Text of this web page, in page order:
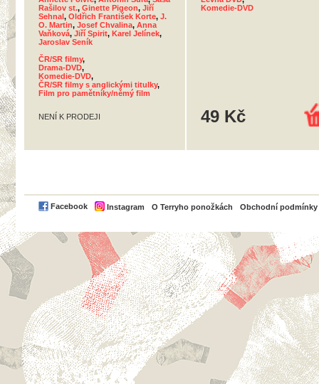
Rašilov st., Ginette Pigeon, Jiří
Sehnal, Oldřich František Korte, J.
O. Martin, Josef Chvalina, Anna
Vaňková, Jiří Spirit, Karel Jelínek,
Jaroslav Seník
ČR/SR filmy,
Drama-DVD,
Komedie-DVD,
ČR/SR filmy s anglickými titulky,
Film pro pamětníky/němý film
NENÍ K PRODEJI
Komedie-DVD
49 Kč
Facebook Instagram O Terryho ponožkách Obchodní podmínky
PayPal